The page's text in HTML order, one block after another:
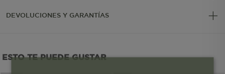
DEVOLUCIONES Y GARANTÍAS
ESTO TE PUEDE GUSTAR